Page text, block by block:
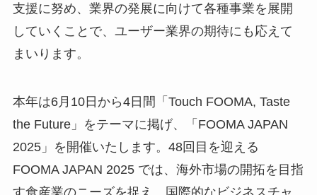
支援に努め、業界の発展に向けて各種事業を展開
していくことで、ユーザー業界の期待にも応えて
まいります。
本年は6月10日から4日間「Touch FOOMA, Taste
the Future」をテーマに掲げ、「FOOMA JAPAN
2025」を開催いたします。48回目を迎える
FOOMA JAPAN 2025 では、海外市場の開拓を目指
す食産業のニーズを捉え、国際的なビジネスチャ